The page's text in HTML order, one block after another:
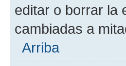
editar o borrar la
cambiadas a
Arriba